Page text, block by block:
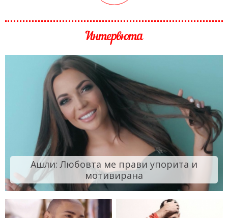
Интервюта
Ашли: Любовта ме прави упорита и
мотивирана